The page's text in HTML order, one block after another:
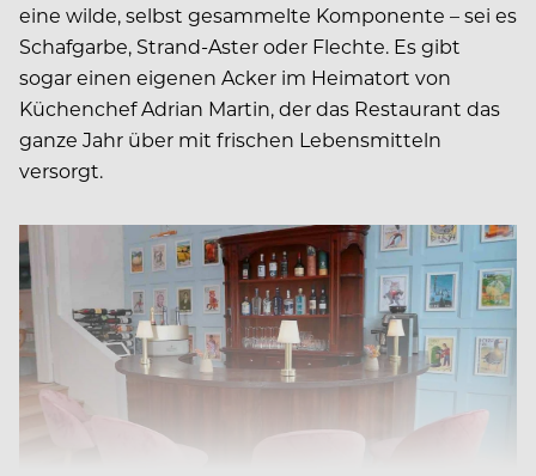
eine wilde, selbst gesammelte Komponente – sei es
Schafgarbe, Strand-Aster oder Flechte. Es gibt
sogar einen eigenen Acker im Heimatort von
Küchenchef Adrian Martin, der das Restaurant das
ganze Jahr über mit frischen Lebensmitteln
versorgt.